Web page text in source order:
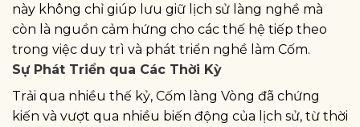
này không chỉ giúp lưu giữ lịch sử làng nghề mà
còn là nguồn cảm hứng cho các thế hệ tiếp theo
trong việc duy trì và phát triển nghề làm Cốm.
Sự Phát Triển qua Các Thời Kỳ
Trải qua nhiều thế kỷ, Cốm làng Vòng đã chứng
kiến và vượt qua nhiều biến động của lịch sử, từ thời